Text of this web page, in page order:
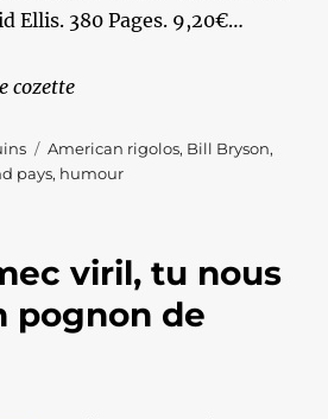
Ellis. 380 Pages. 9,20€…
cozette
Étiquettes
American rigolos, Bill Bryson,
pays, humour
viril, tu nous
pognon de